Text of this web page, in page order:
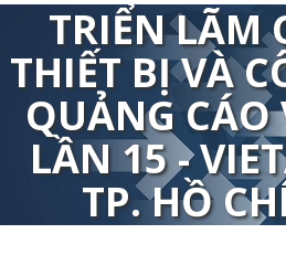
TRIỂN LÃM
THIẾT BỊ VÀ
QUẢNG CÁO
LẦN 15 -
TP. HỒ